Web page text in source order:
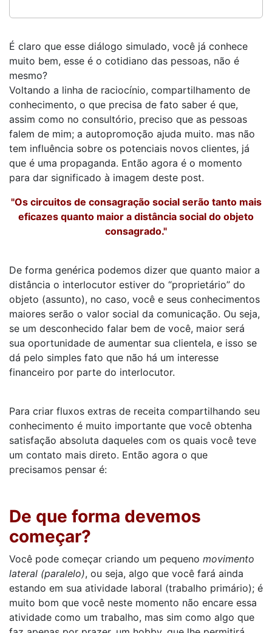
É claro que esse diálogo simulado, você já conhece
muito bem, esse é o cotidiano das pessoas, não é
mesmo?
Voltando a linha de raciocínio, compartilhamento de
conhecimento, o que precisa de fato saber é que,
assim como no consultório, preciso que as pessoas
falem de mim; a autopromoção ajuda muito. mas não
tem influência sobre os potenciais novos clientes, já
que é uma propaganda. Então agora é o momento
para dar significado à imagem deste post.
"Os circuitos de consagração social serão tanto mais
eficazes quanto maior a distância social do objeto
consagrado."
De forma genérica podemos dizer que quanto maior a
distância o interlocutor estiver do “proprietário” do
objeto (assunto), no caso, você e seus conhecimentos
maiores serão o valor social da comunicação. Ou seja,
se um desconhecido falar bem de você, maior será
sua oportunidade de aumentar sua clientela, e isso se
dá pelo simples fato que não há um interesse
financeiro por parte do interlocutor.
Para criar fluxos extras de receita compartilhando seu
conhecimento é muito importante que você obtenha
satisfação absoluta daqueles com os quais você teve
um contato mais direto. Então agora o que
precisamos pensar é:
De que forma devemos
começar?
Você pode começar criando um pequeno movimento
lateral (paralelo), ou seja, algo que você fará ainda
estando em sua atividade laboral (trabalho primário); é
muito bom que você neste momento não encare essa
atividade como um trabalho, mas sim como algo que